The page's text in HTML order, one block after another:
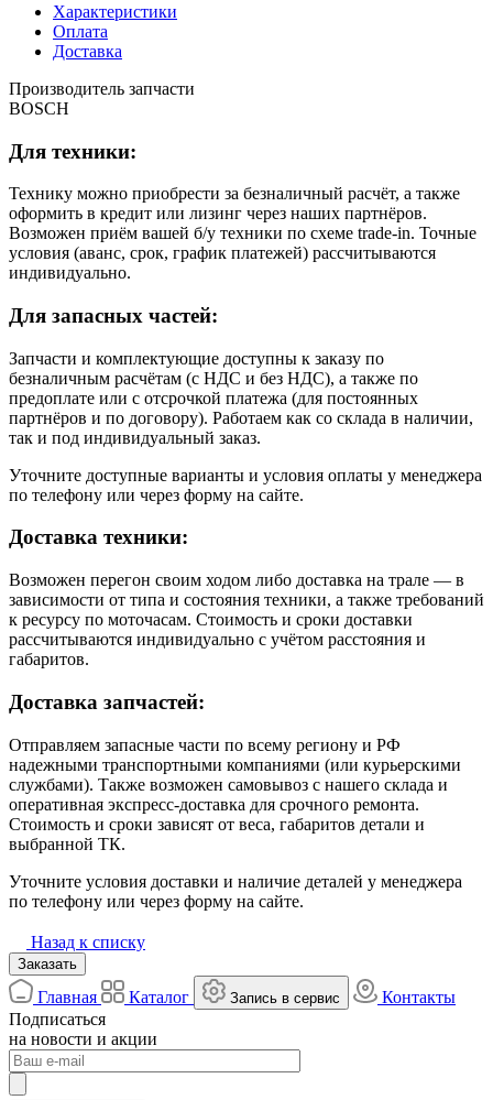
Характеристики
Оплата
Доставка
Производитель запчасти
BOSCH
Для техники:
Технику можно приобрести за безналичный расчёт, а также
оформить в кредит или лизинг через наших партнёров.
Возможен приём вашей б/у техники по схеме trade-in. Точные
условия (аванс, срок, график платежей) рассчитываются
индивидуально.
Для запасных частей:
Запчасти и комплектующие доступны к заказу по
безналичным расчётам (с НДС и без НДС), а также по
предоплате или с отсрочкой платежа (для постоянных
партнёров и по договору). Работаем как со склада в наличии,
так и под индивидуальный заказ.
Уточните доступные варианты и условия оплаты у менеджера
по телефону или через форму на сайте.
Доставка техники:
Возможен перегон своим ходом либо доставка на трале — в
зависимости от типа и состояния техники, а также требований
к ресурсу по моточасам. Стоимость и сроки доставки
рассчитываются индивидуально с учётом расстояния и
габаритов.
Доставка запчастей:
Отправляем запасные части по всему региону и РФ
надежными транспортными компаниями (или курьерскими
службами). Также возможен самовывоз с нашего склада и
оперативная экспресс-доставка для срочного ремонта.
Стоимость и сроки зависят от веса, габаритов детали и
выбранной ТК.
Уточните условия доставки и наличие деталей у менеджера
по телефону или через форму на сайте.
Назад к списку
Заказать
Главная Каталог Запись в сервис
Контакты
Подписаться
на новости и акции